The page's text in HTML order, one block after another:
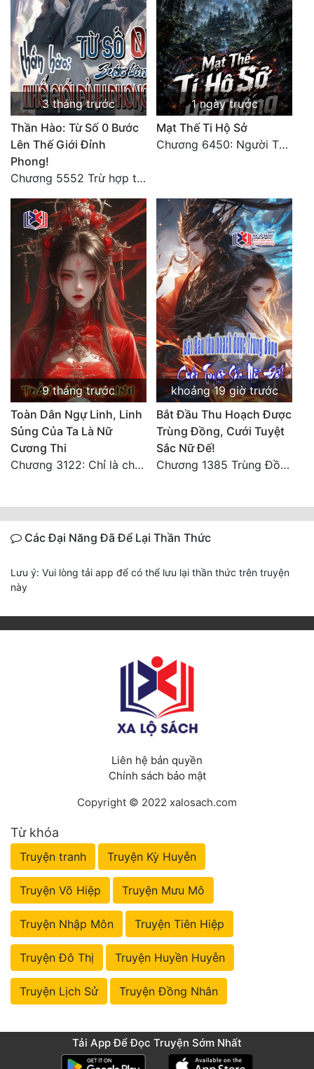
3 tháng trước
Thần Hào: Từ Số 0 Bước
Lên Thế Giới Đỉnh
Phong!
Chương 5552 Trừ hợp tác, không còn cách nào khác!
1 ngày trước
Mạt Thế Ti Hộ Sở
Chương 6450: Người Thái Diễn Sơn Tuyệt Không Khuất Phục
9 tháng trước
Toàn Dân Ngự Linh, Linh
Sủng Của Ta Là Nữ
Cương Thi
Chương 3122: Chỉ là chút bọt nước! Điều kiện và tài liệu!**
khoảng 19 giờ trước
Bắt Đầu Thu Hoạch Được
Trùng Đồng, Cưới Tuyệt
Sắc Nữ Đế!
Chương 1385 Trùng Đồng thấu ảo cảnh, lĩnh hội Pháp tắc Nhân Quả
Các Đại Năng Đã Để Lại Thần Thức
Lưu ý: Vui lòng tải app để có thể lưu lại thần thức trên truyện
này
Liên hệ bản quyền
Chính sách bảo mật
Copyright © 2022 xalosach.com
Từ khóa
Truyện tranh Truyện Kỳ Huyễn
Truyện Võ Hiệp Truyện Mưu Mô
Truyện Nhập Môn Truyện Tiên Hiệp
Truyện Đô Thị Truyện Huyền Huyễn
Truyện Lịch Sử Truyện Đồng Nhân
Tải App Để Đọc Truyện Sớm Nhất